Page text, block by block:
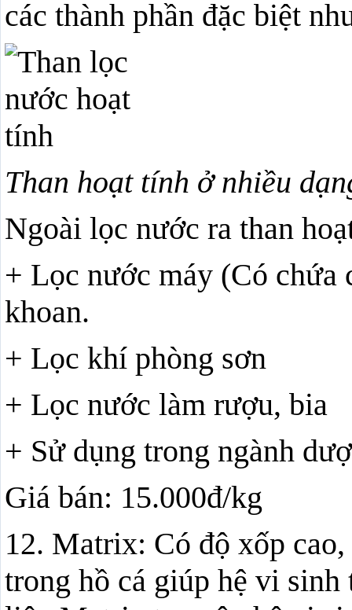
các thành phần đặc biệt
Than hoạt tính ở nhiều
Ngoài lọc nước ra than
+ Lọc nước máy (Có
khoan.
+ Lọc khí phòng sơn
+ Lọc nước làm rượu, bia
+ Sử dụng trong ngành
Giá bán: 15.000đ/kg
12. Matrix: Có độ xốp
trong hồ cá giúp hệ vi